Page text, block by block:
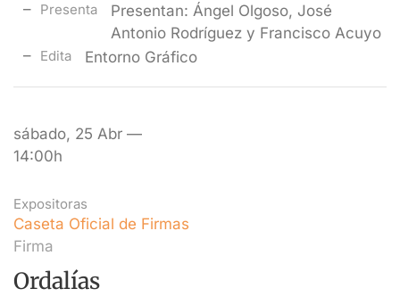
Presenta
Presentan: Ángel Olgoso, José
Antonio Rodríguez y Francisco Acuyo
Edita Entorno Gráfico
sábado, 25 Abr —
14:00h
Expositoras
Caseta Oficial de Firmas
Firma
Ordalías